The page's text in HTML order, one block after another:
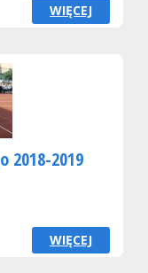
WIĘCEJ
2018-2019
WIĘCEJ